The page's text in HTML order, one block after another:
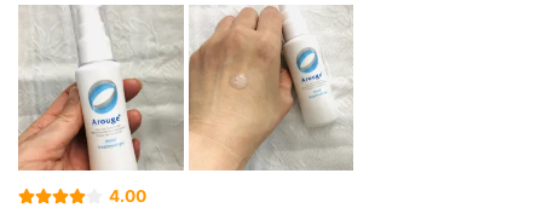
4.00